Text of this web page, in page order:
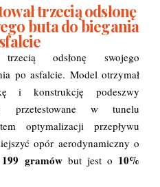
trzecią odsłonę
buta do biegania
trzecią odsłonę swojego
po asfalcie. Model otrzymał
i konstrukcję podeszwy
przetestowane w tunelu
optymalizacji przepływu
opór aerodynamiczny o
199 gramówbut jest o 10%